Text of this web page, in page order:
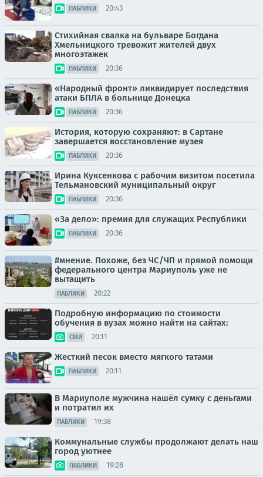
ПАБЛИКИ 20:43
Стихийная свалка на бульваре Богдана
Хмельницкого тревожит жителей двух
многоэтажек
ПАБЛИКИ 20:36
«Народный фронт» ликвидирует последствия
атаки БПЛА в больнице Донецка
ПАБЛИКИ 20:36
История, которую сохраняют: в Сартане
завершается восстановление музея
ПАБЛИКИ 20:36
Ирина Куксенкова с рабочим визитом посетила
Тельмановский муниципальный округ
ПАБЛИКИ 20:36
«За дело»: премия для служащих Республики
ПАБЛИКИ 20:36
#мнение. Похоже, без ЧС/ЧП и прямой помощи
федерального центра Мариуполь уже не
вытащить
ПАБЛИКИ 20:22
Подробную информацию по стоимости
обучения в вузах можно найти на сайтах:
СМИ 20:11
Жесткий песок вместо мягкого татами
ПАБЛИКИ 20:11
В Мариуполе мужчина нашёл сумку с деньгами
и потратил их
ПАБЛИКИ 19:38
Коммунальные службы продолжают делать наш
город уютнее
ПАБЛИКИ 19:28